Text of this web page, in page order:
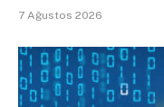
7 Ağustos 2026